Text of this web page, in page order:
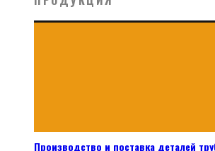
Производство и поставка деталей